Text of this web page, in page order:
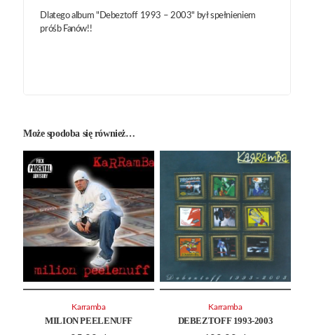
Dlatego album "Debeztoff 1993 – 2003" był spełnieniem
próśb Fanów!!
Może spodoba się również…
MILION PEELENUFF
Karramba
DEBEZTOFF 1993-2003
Karramba